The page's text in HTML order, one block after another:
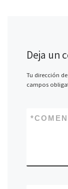
Deja un
Tu dirección
campos
*